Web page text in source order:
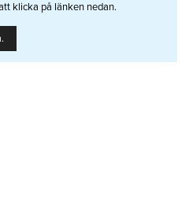
klicka på länken nedan.